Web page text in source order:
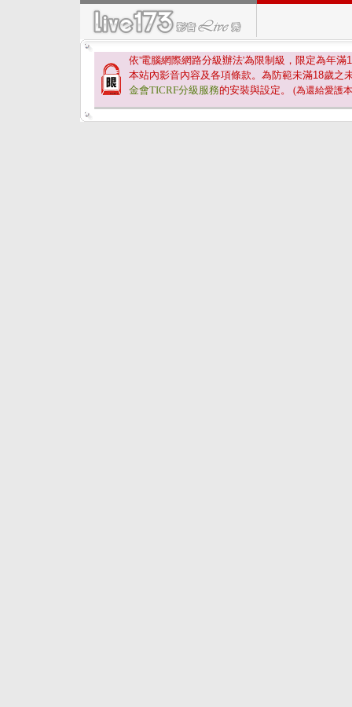
依'電腦網際網路分級辦法'為限制級，限定為年滿
本站內影音內容及各項條款。為防範未滿18歲之
金會TICRF分級服務的安裝與設定。 (為還給愛護